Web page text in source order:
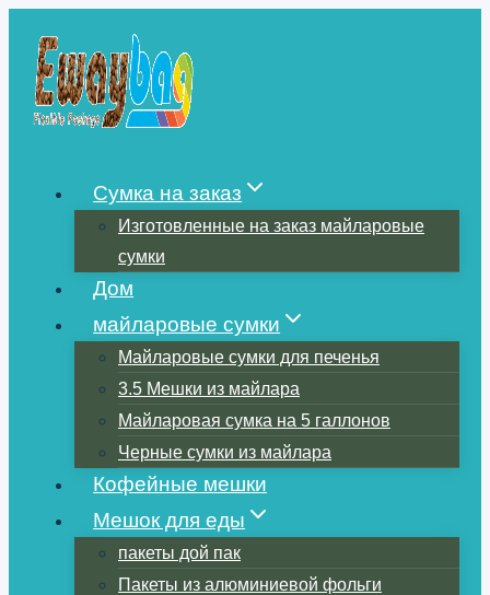
содержимому
Сумка на заказ
Изготовленные на заказ майларовые
сумки
Дом
майларовые сумки
Майларовые сумки для печенья
3.5 Мешки из майлара
Майларовая сумка на 5 галлонов
Черные сумки из майлара
Кофейные мешки
Мешок для еды
пакеты дой пак
Пакеты из алюминиевой фольги